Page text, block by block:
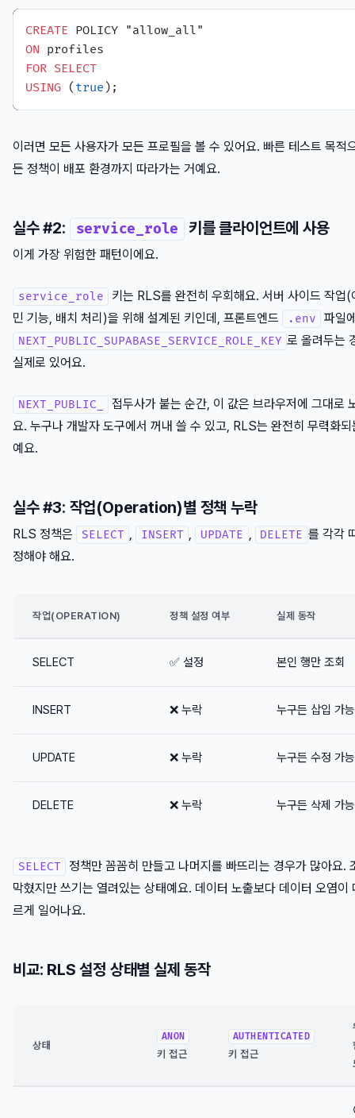
CREATE
ON
FOR SELECT
USING ( true
이러면 모든 사용자가 모든 프로필을 볼 수 있어요. 빠른 테스트 목적
든 정책이 배포 환경까지 따라가는 거예요.
실수 #2: service_role 키를 클라이언트에 사용
이게 가장 위험한 패턴이에요.
service_role
키는 RLS를 완전히 우회해요. 서버 사이드 작업(
민 기능, 배치 처리)을 위해 설계된 키인데, 프론트엔드
.env 파일
NEXT_PUBLIC_SUPABASE_SERVICE_ROLE_KEY 로 올려두는
실제로 있어요.
NEXT_PUBLIC_
접두사가 붙는 순간, 이 값은 브라우저에 그대로
요. 누구나 개발자 도구에서 꺼내 쓸 수 있고, RLS는 완전히 무력화되
예요.
실수 #3: 작업(Operation)별 정책 누락
RLS 정책은 SELECT , INSERT , UPDATE , DELETE 를 각각
정해야 해요.
작업(OPERATION) 정책 설정 여부 실제 동작
SELECT ✅ 설정 본인 행만 조회
INSERT ❌ 누락 누구든 삽입 가능
UPDATE ❌ 누락 누구든 수정 가능
DELETE ❌ 누락 누구든 삭제 가능
SELECT
정책만 꼼꼼히 만들고 나머지를 빠뜨리는 경우가 많아요.
막혔지만 쓰기는 열려있는 상태예요. 데이터 노출보다 데이터 오염이
르게 일어나요.
비교: RLS 설정 상태별 실제 동작
상태
ANON
키 접근
AUTHENTICATED
키 접근